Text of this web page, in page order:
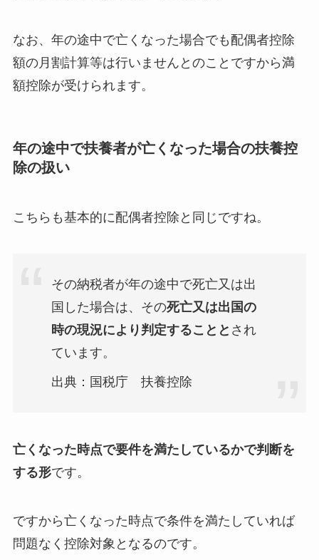
なお、年の途中で亡くなった場合でも配偶者控除
額の月割計算等は行いませんとのことですから満
額控除が受けられます。
年の途中で扶養者が亡くなった場合の扶養控
除の扱い
こちらも基本的に配偶者控除と同じですね。
その納税者が年の途中で死亡又は出
国した場合は、その死亡又は出国の
時の現況により判定することと され
ています。
出典：国税庁 扶養控除
亡くなった時点で要件を満たしているかで判断を
する形です。
ですから亡くなった時点で条件を満たしていれば
問題なく控除対象となるのです。